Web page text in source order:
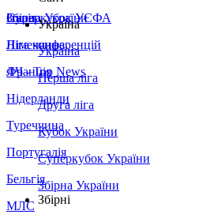
Збірна України
Італія
Німеччина
Франція
Нідерланди
Туреччина
Португалія
Бельгія
МЛС
Суперкубок УЄФА
Ліга конференцій
ЛЧ - Top News
Україна
Україна
Перша ліга
Друга ліга
Кубок України
Суперкубок України
Збірна України
Збірні